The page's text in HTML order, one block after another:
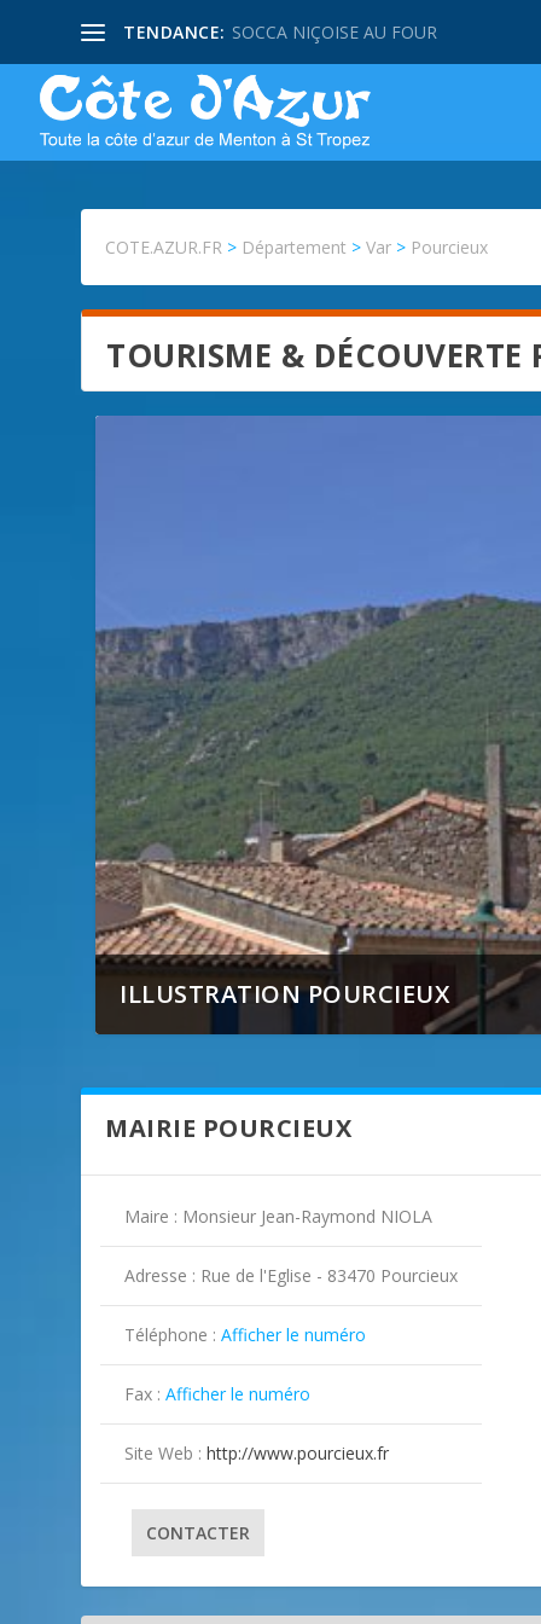
TENDANCE: SOCCA NIÇOISE AU FOUR
COTE.AZUR.FR > Département >Var > Pourcieux
TOURISME & DÉCOUVERTE
ILLUSTRATION POURCIEUX
ILLUSTRATION POURCIEUX ( 2 )
ILLUSTRATION POURCIEUX ( 3 )
ILLUSTRATION POURCIEUX ( 4 )
ILLUSTRATION POURCIEUX ( 5 )
MAIRIE POURCIEUX
Maire : Monsieur Jean-Raymond NIOLA
Adresse : Rue de l'Eglise - 83470 Pourcieux
Téléphone :Afficher le numéro
Fax :Afficher le numéro
Site Web :http://www.pourcieux.fr
CONTACTER